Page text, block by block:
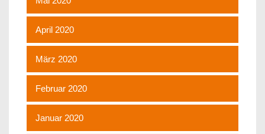
April 2020
März 2020
Februar 2020
Januar 2020